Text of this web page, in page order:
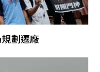
劃遷廠